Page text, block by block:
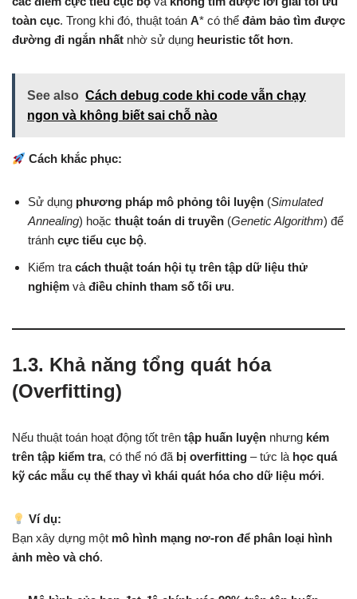
toàn cục. Trong khi đó, thuật toán A* có thể đảm bảo tìm được
đường đi ngắn nhất nhờ sử dụng heuristic tốt hơn.
See also Cách debug code khi code vẫn chạy
ngon và không biết sai chỗ nào
Cách khắc phục:
Sử dụng phương pháp mô phỏng tôi luyện (Simulated
Annealing) hoặc thuật toán di truyền (Genetic Algorithm) để
tránh cực tiểu cục bộ.
Kiểm tra cách thuật toán hội tụ trên tập dữ liệu thử
nghiệm và điều chỉnh tham số tối ưu.
1.3. Khả năng tổng quát hóa
(Overfitting)
Nếu thuật toán hoạt động tốt trên tập huấn luyện nhưng kém
trên tập kiểm tra, có thể nó đã bị overfitting – tức là học quá
kỹ các mẫu cụ thể thay vì khái quát hóa cho dữ liệu mới.
Ví dụ:
Bạn xây dựng một mô hình mạng nơ-ron để phân loại hình
ảnh mèo và chó.